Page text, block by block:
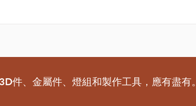
件、金屬件、燈組和製作工具，應有盡有。